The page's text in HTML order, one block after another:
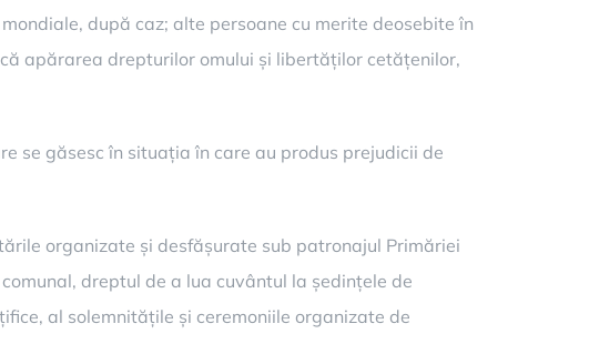
după caz; alte persoane cu merite deosebite în
apărarea drepturilor omului și libertăților cetățenilor,
se găsesc în situația în care au produs prejudicii de
organizate și desfășurate sub patronajul Primăriei
dreptul de a lua cuvântul la ședințele de
al solemnitățile și ceremoniile organizate de